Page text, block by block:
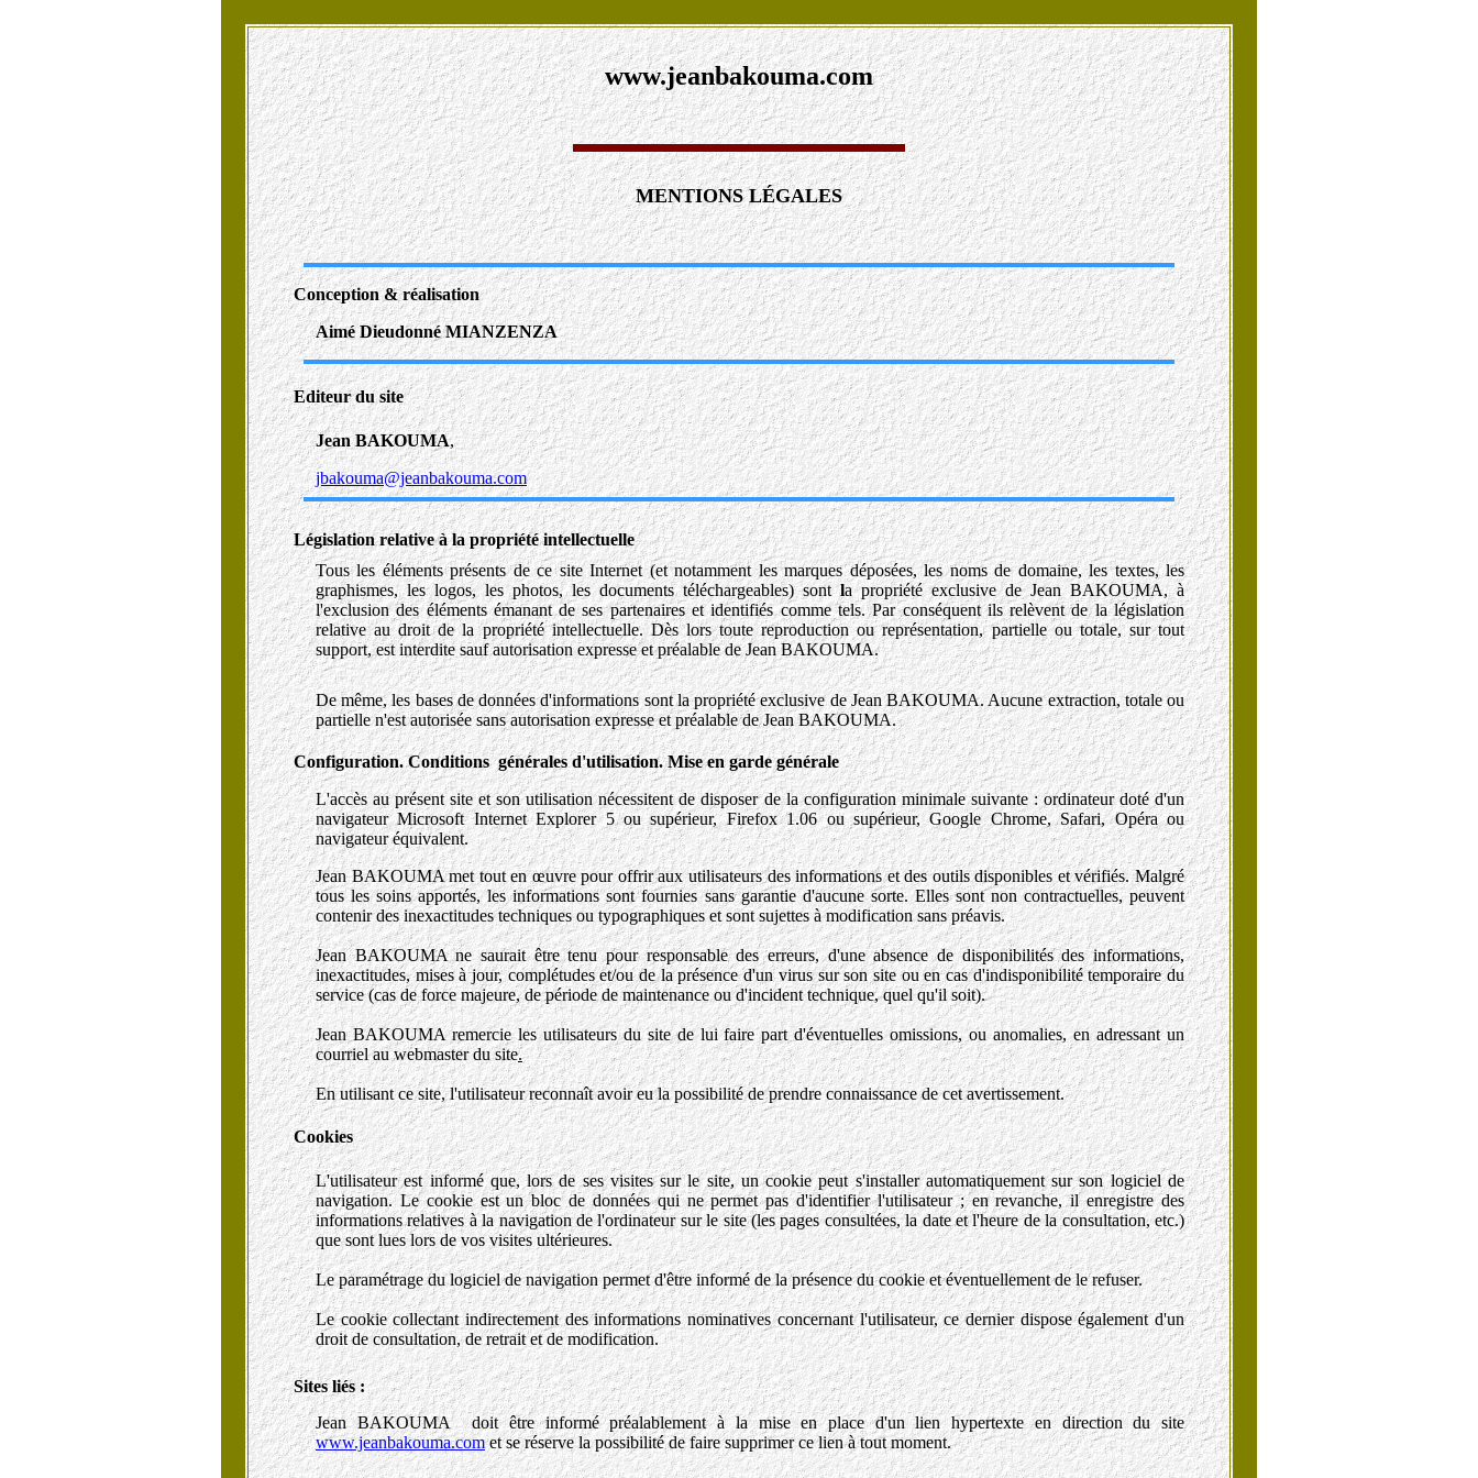
www.jeanbakouma.com
MENTIONS LÉGALES
Conception & réalisation
Aimé Dieudonné MIANZENZA
Editeur du site
Jean BAKOUMA,
jbakouma@jeanbakouma.com
Législation relative à la propriété intellectuelle
Tous les éléments présents de ce site Internet (et notamment les marques déposées, les noms de domaine, les textes, les
graphismes, les logos, les photos, les documents téléchargeables) sontla propriété exclusive de Jean BAKOUMA, à
l'exclusion des éléments émanant de ses partenaires et identifiés comme tels. Par conséquent ils relèvent de la législation
relative au droit de la propriété intellectuelle. Dès lors toute reproduction ou représentation, partielle ou totale, sur tout
support, est interdite sauf autorisation expresse et préalable de Jean BAKOUMA.
De même, les bases de données d'informations sont la propriété exclusive de Jean BAKOUMA. Aucune extraction, totale ou
partielle n'est autorisée sans autorisation expresse et préalable de Jean BAKOUMA.
Configuration. Conditions générales d'utilisation. Mise en garde générale
L'accès au présent site et son utilisation nécessitent de disposer de la configuration minimale suivante : ordinateur doté d'un
navigateur Microsoft Internet Explorer 5 ou supérieur, Firefox 1.06 ou supérieur, Google Chrome, Safari, Opéra ou
navigateur équivalent.
Jean BAKOUMA met tout en œuvre pour offrir aux utilisateurs des informations et des outils disponibles et vérifiés. Malgré
tous les soins apportés, les informations sont fournies sans garantie d'aucune sorte. Elles sont non contractuelles, peuvent
contenir des inexactitudes techniques ou typographiques et sont sujettes à modification sans préavis.
Jean BAKOUMA ne saurait être tenu pour responsable des erreurs, d'une absence de disponibilités des informations,
inexactitudes, mises à jour, complétudes et/ou de la présence d'un virus sur son site ou en cas d'indisponibilité temporaire du
service (cas de force majeure, de période de maintenance ou d'incident technique, quel qu'il soit).
Jean BAKOUMA remercie les utilisateurs du site de lui faire part d'éventuelles omissions, ou anomalies, en adressant un
courriel au webmaster du site.
En utilisant ce site, l'utilisateur reconnaît avoir eu la possibilité de prendre connaissance de cet avertissement.
Cookies
L'utilisateur est informé que, lors de ses visites sur le site, un cookie peut s'installer automatiquement sur son logiciel de
navigation. Le cookie est un bloc de données qui ne permet pas d'identifier l'utilisateur ; en revanche, il enregistre des
informations relatives à la navigation de l'ordinateur sur le site (les pages consultées, la date et l'heure de la consultation, etc.)
que sont lues lors de vos visites ultérieures.
Le paramétrage du logiciel de navigation permet d'être informé de la présence du cookie et éventuellement de le refuser.
Le cookie collectant indirectement des informations nominatives concernant l'utilisateur, ce dernier dispose également d'un
droit de consultation, de retrait et de modification.
Sites liés :
Jean BAKOUMA doit être informé préalablement à la mise en place d'un lien hypertexte en direction du site
www.jeanbakouma.comet se réserve la possibilité de faire supprimer ce lien à tout moment.